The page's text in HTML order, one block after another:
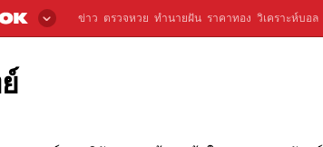
ข่าว ตรวจหวย ทำนายฝัน ราคาทอง วิเคราะห์บอล